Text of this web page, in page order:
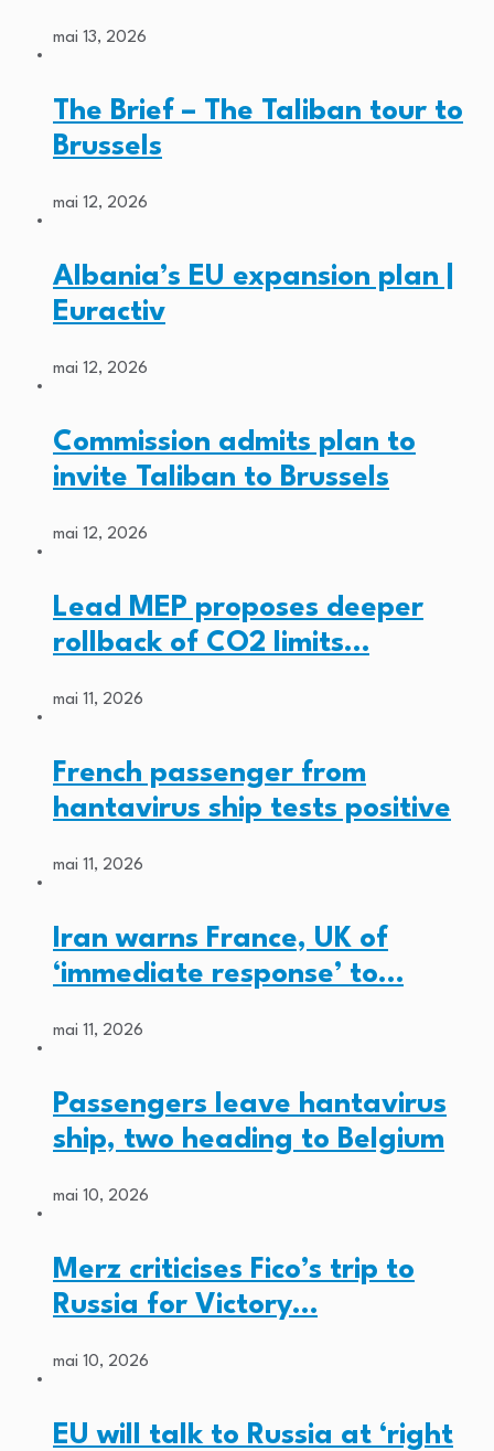
mai 13, 2026
The Brief – The Taliban tour to
Brussels
mai 12, 2026
Albania’s EU expansion plan |
Euractiv
mai 12, 2026
Commission admits plan to
invite Taliban to Brussels
mai 12, 2026
Lead MEP proposes deeper
rollback of CO2 limits…
mai 11, 2026
French passenger from
hantavirus ship tests positive
mai 11, 2026
Iran warns France, UK of
‘immediate response’ to…
mai 11, 2026
Passengers leave hantavirus
ship, two heading to Belgium
mai 10, 2026
Merz criticises Fico’s trip to
Russia for Victory…
mai 10, 2026
EU will talk to Russia at ‘right